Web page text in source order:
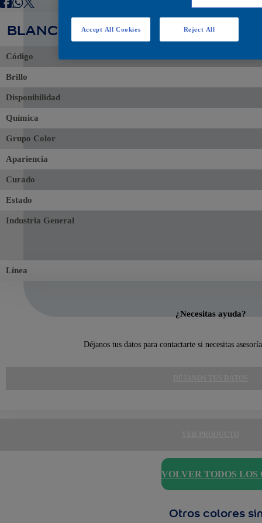
BLANCO 3B
Código
Brillo
Disponibilidad
Química
Grupo Color
Apariencia
Curado
Estado
Industria General
Línea
¿Necesitas ayuda?
Déjanos tus datos para contactarte si necesitas
VOLVER TODOS LOS
Otros colores
Reject All
Accept All Cookies